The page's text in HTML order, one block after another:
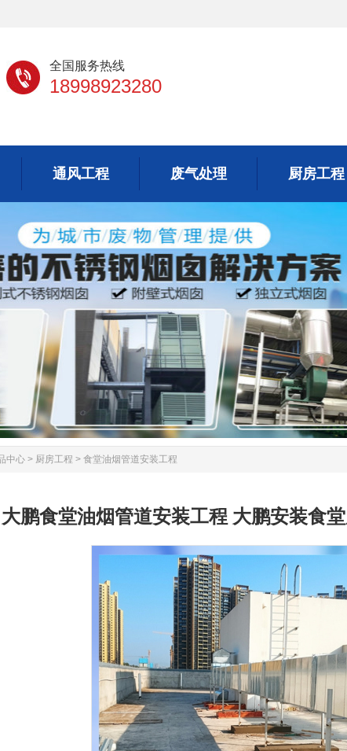
全国服务热线
18998923280
通风工程 废气处理 厨房工程
中心 > 厨房工程 > 食堂油烟管道安装工程
大鹏食堂油烟管道安装工程 大鹏安装食